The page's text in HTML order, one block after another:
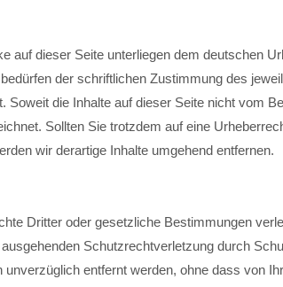
natoque penatibus et magnis dis
auf dieser Seite unterliegen dem deutschen
der schriftlichen Zustimmung des
die Inhalte auf dieser Seite nicht vom
Sollten Sie trotzdem auf eine
wir derartige Inhalte umgehend entfernen.
Dritter oder gesetzliche Bestimmungen
Schutzrechtverletzung durch
entfernt werden, ohne dass von